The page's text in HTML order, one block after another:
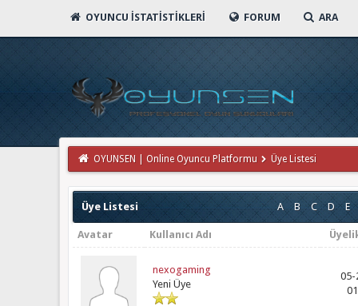
OYUNCU İSTATISTIKLERI FORUM ARA
OYUNSEN | Online Oyuncu Platformu Üye Listesi
A B C D E
Üye Listesi
Avatar Kullanıcı Adı
nexogaming
Yeni Üye
05-